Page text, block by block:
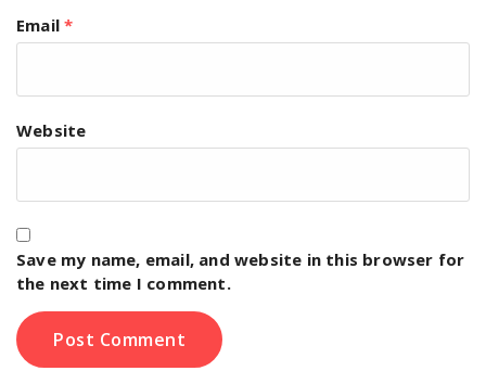
Email*
Website
Save my name, email, and website in this browser for
the next time I comment.